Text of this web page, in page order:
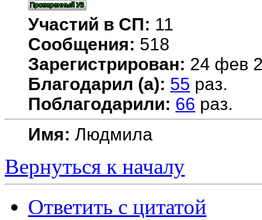
Участий в СП: 11
Сообщения: 518
Зарегистрирован: 24 фев
Благодарил (а): 55 раз.
Поблагодарили: 66 раз.
Имя: Людмила
Вернуться к началу
Ответить с цитатой